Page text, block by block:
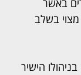
באשר
מצוי בשלב
הישיר